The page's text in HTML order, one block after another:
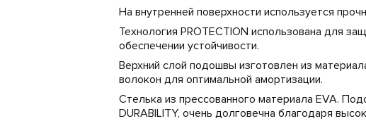
На внутренней поверхности используется
Технология PROTECTION использована для
обеспечении устойчивости.
Верхний слой подошвы изготовлен из
волокон для оптимальной амортизации.
Стелька из прессованного материала EVA.
DURABILITY, очень долговечна благодаря